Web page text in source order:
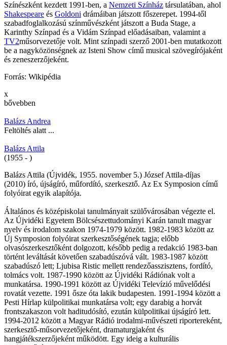
Színészként kezdett 1991-ben, a Nemzeti Színház társulatában, ahol
Shakespeare és Goldoni drámáiban játszott főszerepet. 1994-től
szabadfoglalkozású színművészként játszott a Buda Stage, a
Karinthy Színpad és a Vidám Színpad előadásaiban, valamint a
TV2műsorvezetője volt. Mint színpadi szerző 2001-ben mutatkozott
be a nagyközönségnek az Isteni Show című musical szövegírójaként
és zeneszerzőjeként.
Forrás: Wikipédia
x
bővebben
Balázs Andrea
Feltöltés alatt ...
Balázs Attila
(1955 - )
Balázs Attila (Újvidék, 1955. november 5.) József Attila-díjas
(2010) író, újságíró, műfordító, szerkesztő. Az Ex Symposion című
folyóirat egyik alapítója.
Általános és középiskolai tanulmányait szülővárosában végezte el.
Az Újvidéki Egyetem Bölcsészettudományi Karán tanult magyar
nyelv és irodalom szakon 1974-1979 között. 1982-1983 között az
Új Symposion folyóirat szerkesztőségének tagja; előbb
olvasószerkesztőként dolgozott, később pedig a redakció 1983-ban
történt leváltását követően szabadúszóvá vált. 1983-1987 között
szabadúszó lett; Ljubisa Ristic mellett rendezőasszisztens, fordító,
tolmács volt. 1987-1990 között az Újvidéki Rádiónak volt a
munkatársa. 1990-1991 között az Újvidéki Televízió művelődési
rovatát vezette. 1991 ősze óta lakik budapesten. 1991-1994 között a
Pesti Hírlap külpolitikai munkatársa volt; egy darabig a horvát
frontszakaszon volt haditudósító, ezután külpolitikai újságíró lett.
1994-2012 között a Magyar Rádió irodalmi-művészeti riportereként,
szerkesztő-műsorvezetőjeként, dramaturgjaként és
hangjátékszerzőjeként működött. Egy ideig a kulturális